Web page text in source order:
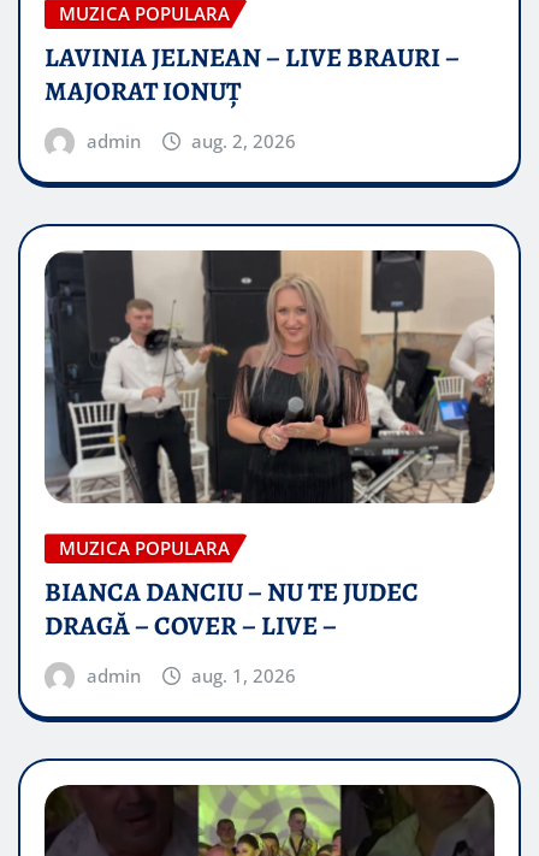
MUZICA POPULARA
LAVINIA JELNEAN – LIVE BRAURI –
MAJORAT IONUŢ
admin aug. 2, 2026
MUZICA POPULARA
BIANCA DANCIU – NU TE JUDEC
DRAGĂ – COVER – LIVE –
admin aug. 1, 2026